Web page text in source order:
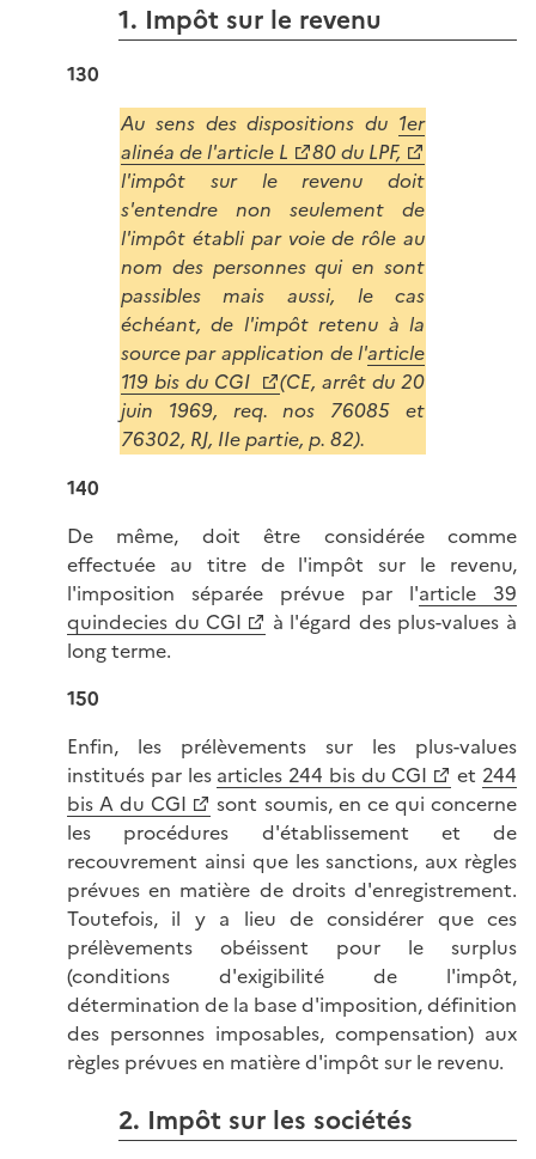
1. Impôt sur le revenu
130
Au sens des dispositions du 1er
alinéa de l'article L
80 du LPF,
l'impôt sur le revenu doit
s'entendre non seulement de
l'impôt établi par voie de rôle au
nom des personnes qui en sont
passibles mais aussi, le cas
échéant, de l'impôt retenu à la
source par application de l'article
119 bis du CGI
(CE, arrêt du 20
juin 1969, req. nos 76085 et
76302, RJ, IIe partie, p. 82).
140
De même, doit être considérée comme
effectuée au titre de l'impôt sur le revenu,
l'imposition séparée prévue par l'article 39
quindecies du CGI
à l'égard des plus-values à
long terme.
150
Enfin, les prélèvements sur les plus-values
institués par les articles 244 bis du CGI et 244
bis A du CGI
sont soumis, en ce qui concerne
les procédures d'établissement et de
recouvrement ainsi que les sanctions, aux règles
prévues en matière de droits d'enregistrement.
Toutefois, il y a lieu de considérer que ces
prélèvements obéissent pour le surplus
(conditions d'exigibilité de l'impôt,
détermination de la base d'imposition, définition
des personnes imposables, compensation) aux
règles prévues en matière d'impôt sur le revenu.
2. Impôt sur les sociétés